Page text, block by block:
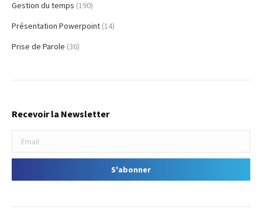
Gestion du temps (190)
Présentation Powerpoint (14)
Prise de Parole (36)
Recevoir la Newsletter